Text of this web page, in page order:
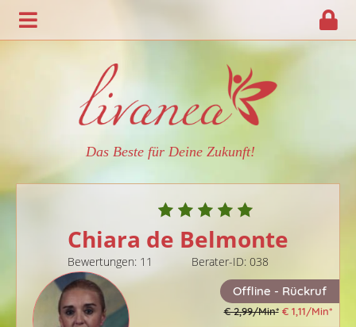
Das Beste für Deine Zukunft!
Chiara de Belmonte
Bewertungen: 11
Berater-ID: 038
Offline - Rückruf
€ 2,99/Min* € 1,11/Min*